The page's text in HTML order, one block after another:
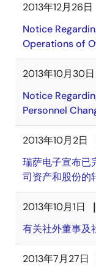
2013年12月26日
Notice
Operations of
2013年10月30日
Notice
Personnel
2013年10月2日
瑞萨电子宣布已
司资产和股份的
2013年10月1日
有关社外董事及
2013年7月27日